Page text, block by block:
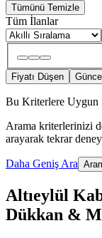
Tümünü Temizle
Tüm İlanlar
Fiyatı Düşen
Bu Kriterlere Uygun
Arama kriterlerinizi
arayarak tekrar
Daha Geniş Ara
Altıeylül
Dükkan &